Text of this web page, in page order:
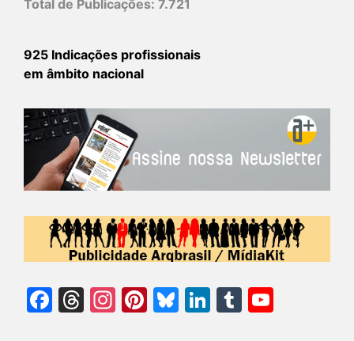
Total de Publicações: 7.721
925 Indicações profissionais
em âmbito nacional
Facebook
Threads
Instagram
Pinterest
Bluesky
LinkedIn
Tumblr